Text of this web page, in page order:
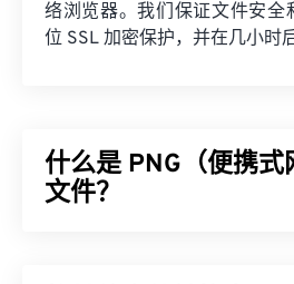
络浏览器。我们保证文件安
位 SSL 加密保护，并在几小时
什么是 PNG（便携式
文件？